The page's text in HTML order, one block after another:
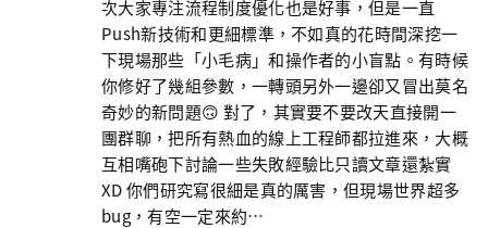
次大家專注流程制度優化也是好事，但是一直
Push新技術和更細標準，不如真的花時間深挖一
下現場那些「小毛病」和操作者的小盲點。有時候
你修好了幾組參數，一轉頭另外一邊卻又冒出莫名
奇妙的新問題🙃 對了，其實要不要改天直接開一
團群聊，把所有熱血的線上工程師都拉進來，大概
互相嘴砲下討論一些失敗經驗比只讀文章還紮實
XD 你們研究寫很細是真的厲害，但現場世界超多
bug，有空一定來約…